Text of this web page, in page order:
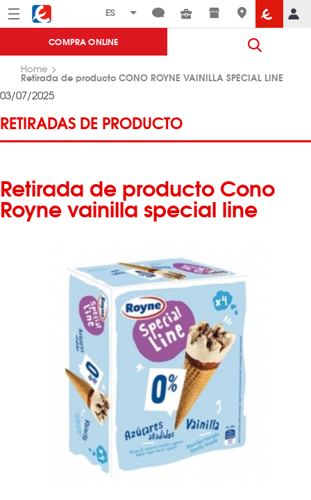
Menú Eroski
COMPRA ONLINE
Home
Retirada de producto CONO ROYNE VAINILLA SPECIAL LINE
03/07/2025
RETIRADAS DE PRODUCTO
Retirada de producto Cono
Royne vainilla special line